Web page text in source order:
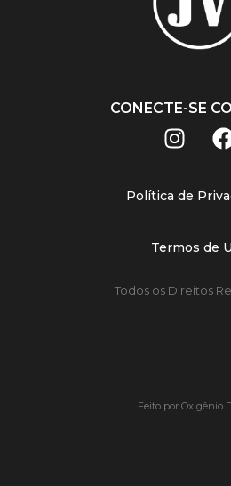
CONECTE-SE
Política de
Termos de
Todos os Direitos
Feito por Oxigênio